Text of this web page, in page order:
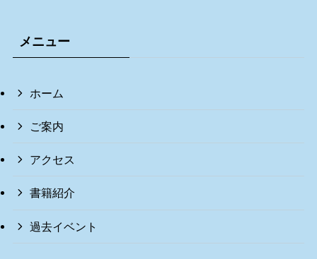
メニュー
ホーム
ご案内
アクセス
書籍紹介
過去イベント